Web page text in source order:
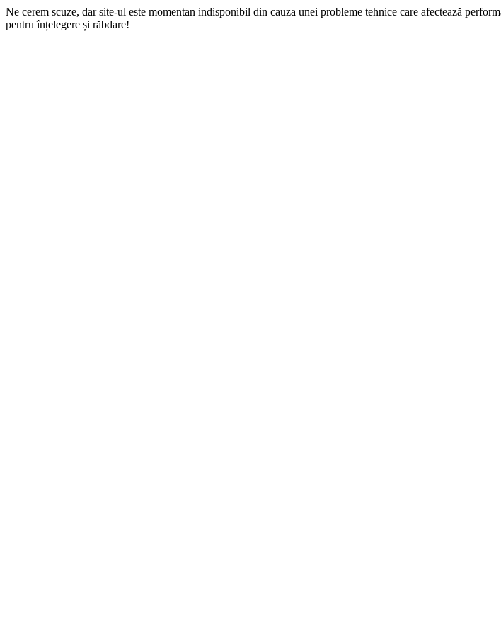
Ne cerem scuze, dar site-ul este momentan indisponibil din cauza unei probleme tehnice care afectează
pentru înțelegere și răbdare!